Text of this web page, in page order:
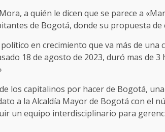
a quién le dicen que se parece a
de Bogotá, donde su propuesta de
en crecimiento que va más de
18 de agosto de 2023, duró mas de
los capitalinos por hacer de Bogotá,
a la Alcaldía Mayor de Bogotá con el
un equipo interdisciplinario para